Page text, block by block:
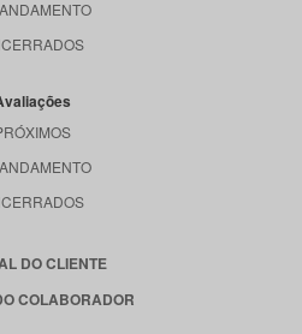
DO CLIENTE
COLABORADOR